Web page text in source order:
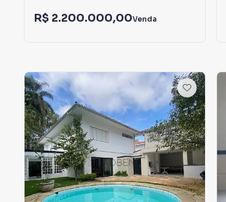
R$ 2.200.000,00Venda